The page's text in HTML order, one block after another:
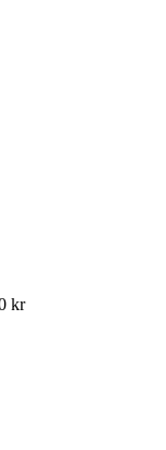
kr